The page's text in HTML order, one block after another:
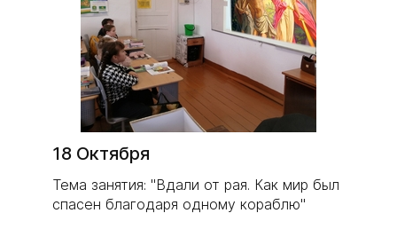
18 Октября
Тема занятия: "Вдали от рая. Как мир был
спасен благодаря одному кораблю"